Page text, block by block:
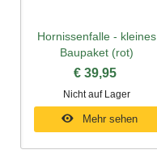
Hornissenfalle - kleines
Baupaket (rot)
€ 39,95
Nicht auf Lager
Mehr sehen